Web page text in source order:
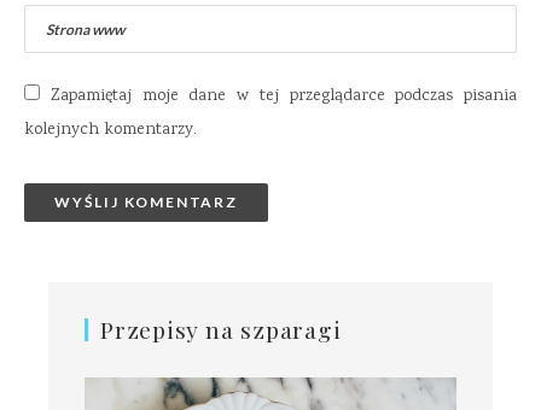
Zapamiętaj moje dane w tej przeglądarce podczas pisania
kolejnych komentarzy.
Przepisy na szparagi